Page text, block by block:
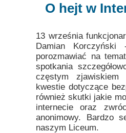
O hejt w
13 września
Damian
porozmawiać na
spotkania
częstym zjawiskiem
kwestie dotyczące
również skutki jakie
internecie oraz
anonimowy. Bardzo
naszym Liceum.